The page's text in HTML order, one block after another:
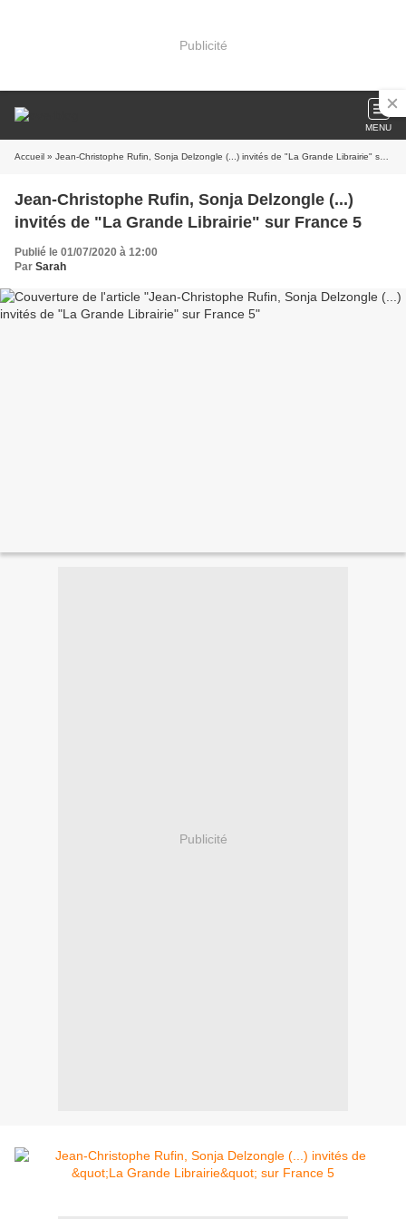
Publicité
MENU
Accueil » Jean-Christophe Rufin, Sonja Delzongle (...) invités de "La Grande Librairie" sur France 5
Jean-Christophe Rufin, Sonja Delzongle (...)
invités de "La Grande Librairie" sur France 5
Publié le 01/07/2020 à 12:00
Par Sarah
Publicité